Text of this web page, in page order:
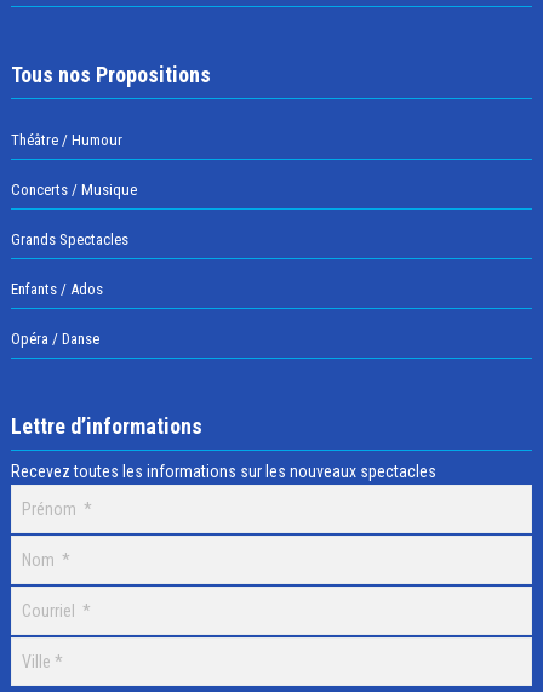
Tous nos Propositions
Théâtre / Humour
Concerts / Musique
Grands Spectacles
Enfants / Ados
Opéra / Danse
Lettre d’informations
Recevez toutes les informations sur les nouveaux spectacles